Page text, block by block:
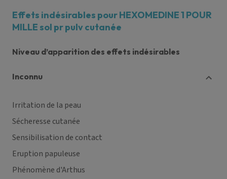
Effets indésirables pour HEXOMEDINE 1 POUR
MILLE sol pr pulv cutanée
Niveau d’apparition des effets indésirables
inconnu
Irritation de la peau
Sécheresse cutanée
Sensibilisation de contact
Eruption papuleuse
Phénomène d'Arthus